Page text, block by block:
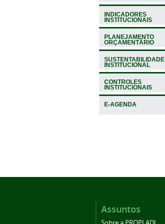
INDICADORES
INSTITUCIONAIS
PLANEJAMENTO
ORÇAMENTÁRIO
SUSTENTABILIDADE
INSTITUCIONAL
CONTROLES
INSTITUCIONAIS
E-AGENDA
Assuntos